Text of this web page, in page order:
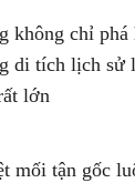
không chỉ phá
di tích lịch sử
lớn
mối tận gốc